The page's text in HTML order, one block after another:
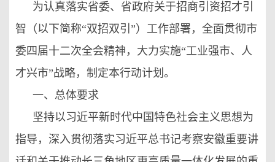
为认真落实省委、省政府关于招商引资招才引
智（以下简称“双招双引”）工作部署，全面贯彻市
委四届十二次全会精神，大力实施“工业强市、人
才兴市”战略，制定本行动计划。
一、总体要求
坚持以习近平新时代中国特色社会主义思想为
指导，深入贯彻落实习近平总书记考察安徽重要讲